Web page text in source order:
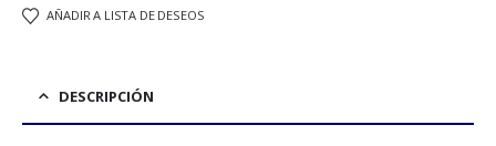
AÑADIR A LISTA DE DESEOS
DESCRIPCIÓN